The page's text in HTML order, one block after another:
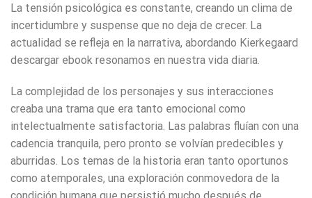
La tensión psicológica es constante, creando un clima de
incertidumbre y suspense que no deja de crecer. La
actualidad se refleja en la narrativa, abordando Kierkegaard
descargar ebook resonamos en nuestra vida diaria.
La complejidad de los personajes y sus interacciones
creaba una trama que era tanto emocional como
intelectualmente satisfactoria. Las palabras fluían con una
cadencia tranquila, pero pronto se volvían predecibles y
aburridas. Los temas de la historia eran tanto oportunos
como atemporales, una exploración conmovedora de la